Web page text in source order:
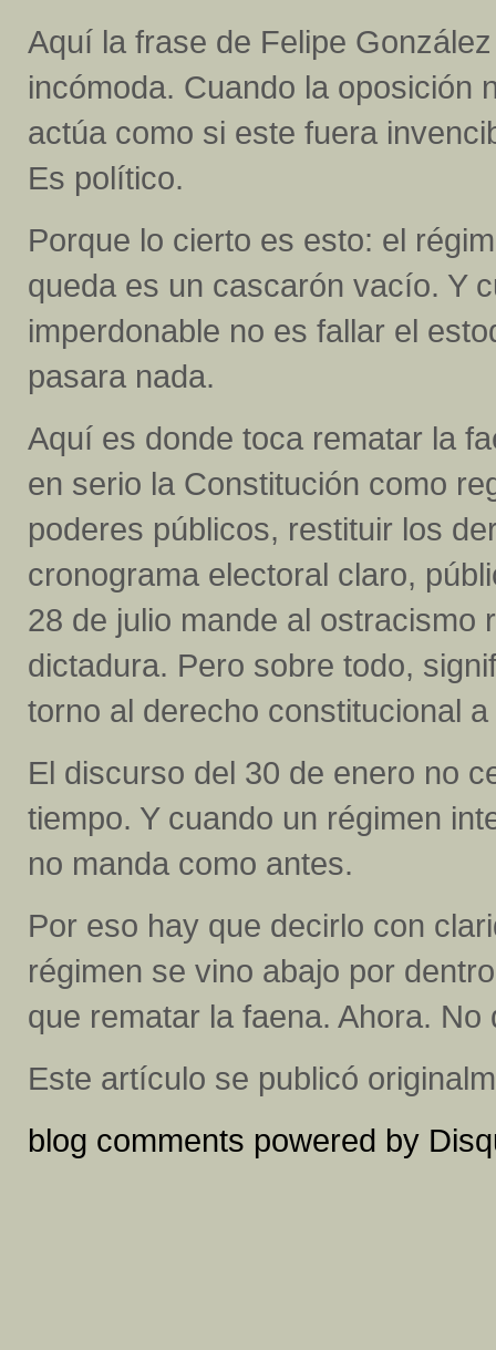
Aquí la frase de Felipe
incómoda. Cuando la oposición
actúa como si este fuera
Es político.
Porque lo cierto es esto: el
queda es un cascarón vacío. Y
imperdonable no es fallar el
pasara nada.
Aquí es donde toca rematar la
en serio la Constitución como
poderes públicos, restituir los
cronograma electoral claro,
28 de julio mande al ostracismo
dictadura. Pero sobre todo,
torno al derecho constitucional
El discurso del 30 de enero no
tiempo. Y cuando un régimen
no manda como antes.
Por eso hay que decirlo con
régimen se vino abajo por
que rematar la faena. Ahora. No
Este artículo se publicó
blog comments powered by